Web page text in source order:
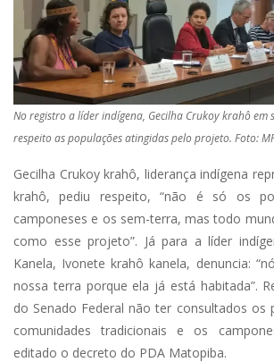
No registro a líder indígena, Gecilha Crukoy krahô em
respeito as populações atingidas pelo projeto. Foto:
Gecilha Crukoy krahô, liderança indígena
krahô, pediu respeito, “não é só os
camponeses e os sem-terra, mas todo
como esse projeto”. Já para a líder
Kanela, Ivonete krahô kanela, denuncia:
nossa terra porque ela já está habitada”.
do Senado Federal não ter consultados os
comunidades tradicionais e os
editado o decreto do PDA Matopiba.